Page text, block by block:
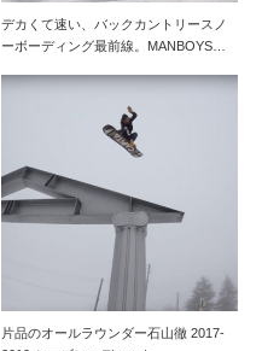
デカくて速い、バックカントリースノ
ーボーディング最前線。MANBOYS…
片品のオールラウンダー石山徹 2017-